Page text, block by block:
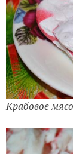
Крабовое мясо